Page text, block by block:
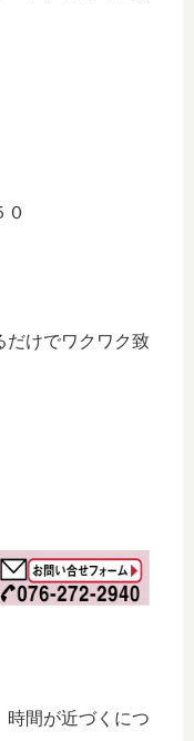
０
だけでワクワク致
時間が近づくにつ